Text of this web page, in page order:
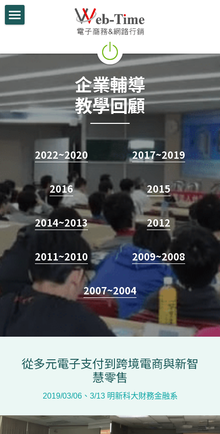
電商學堂
跨境電商
跨境行銷
微信行銷
網路開店
電商部落格
行動支付整合
跨境電商實績
搜索
企業輔導
教學回顧
2022~2020 2017~2019
2016 2015
2014~2013 2012
2011~2010 2009~2008
2007~2004
從多元電子支付到跨境電商與新智
慧零售
2019/03/06、3/13 明新科大財務金融系
部落格分類
最新課程
參考教材
跨境電商